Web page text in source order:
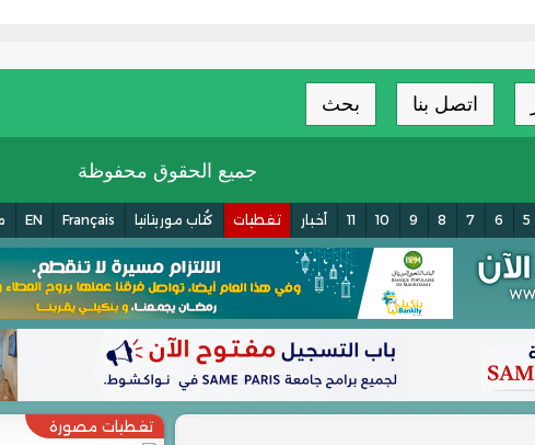
اتصل بنا بحث
جميع الحقوق محفوظة